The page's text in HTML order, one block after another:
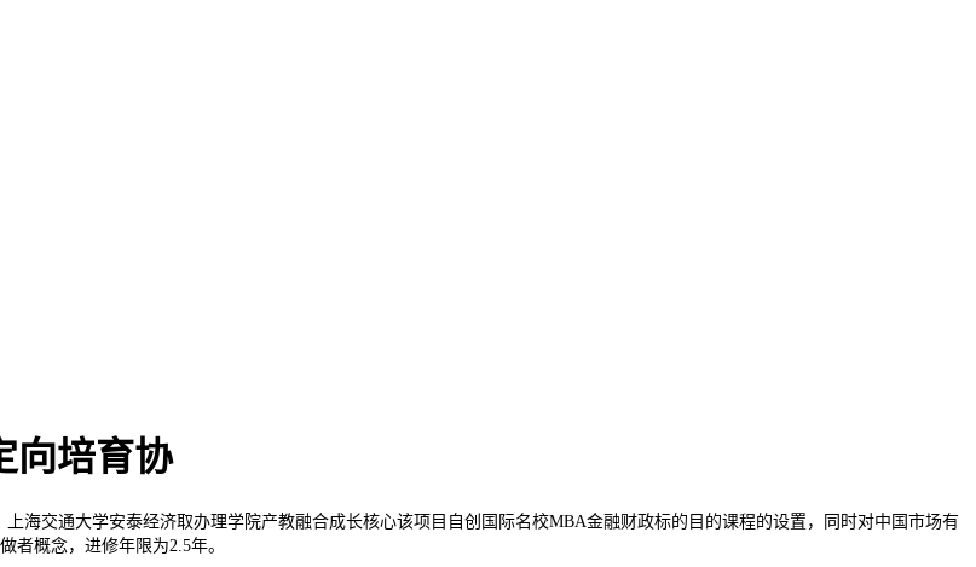
向培育协
交通大学安泰经济取办理学院产教融合成长核心该项目自创国际名校MBA金融财政标的目的课程的设置，同时对中国市场有
者概念，进修年限为2.5年。